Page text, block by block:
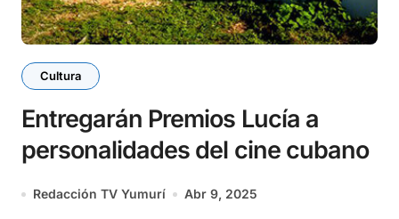
Cultura
Entregarán Premios Lucía a
personalidades del cine cubano
Redacción TV Yumurí Abr 9, 2025